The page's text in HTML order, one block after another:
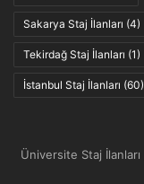
Sakarya Staj İlanları (4)
Tekirdağ Staj İlanları (1)
İstanbul Staj İlanları (60)
Üniversite Staj